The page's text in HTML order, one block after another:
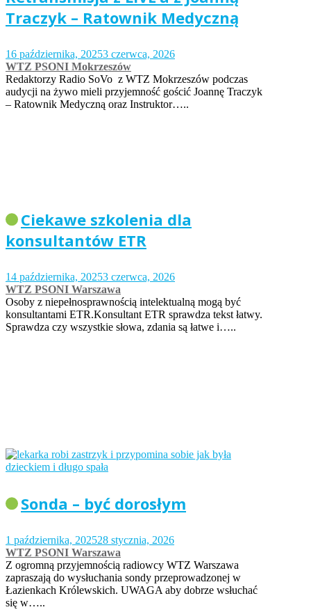
Traczyk – Ratownik Medyczną
16 października, 20253 czerwca, 2026
WTZ PSONI Mokrzeszów
Redaktorzy Radio SoVo z WTZ Mokrzeszów podczas
audycji na żywo mieli przyjemność gościć Joannę Traczyk
– Ratownik Medyczną oraz Instruktor…..
Ciekawe szkolenia dla
konsultantów ETR
14 października, 20253 czerwca, 2026
WTZ PSONI Warszawa
Osoby z niepełnosprawnością intelektualną mogą być
konsultantami ETR.Konsultant ETR sprawdza tekst łatwy.
Sprawdza czy wszystkie słowa, zdania są łatwe i…..
Sonda – być dorosłym
1 października, 202528 stycznia, 2026
WTZ PSONI Warszawa
Z ogromną przyjemnością radiowcy WTZ Warszawa
zapraszają do wysłuchania sondy przeprowadzonej w
Łazienkach Królewskich. UWAGA aby dobrze wsłuchać
się w…..